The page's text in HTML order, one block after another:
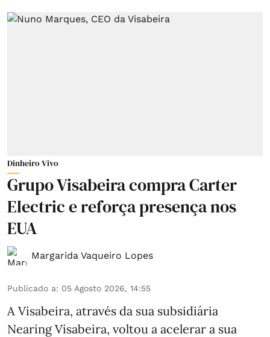
Dinheiro Vivo
Grupo Visabeira compra Carter
Electric e reforça presença nos
EUA
Margarida Vaqueiro Lopes
Publicado a: 05 Agosto 2026, 14:55
A Visabeira, através da sua subsidiária
Nearing Visabeira, voltou a acelerar a sua